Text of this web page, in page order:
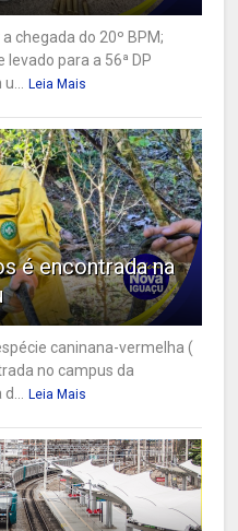
chegada do 20º BPM;
para a 56ª DP
Leia Mais
é encontrada na
caninana-vermelha (
no campus da
Leia Mais